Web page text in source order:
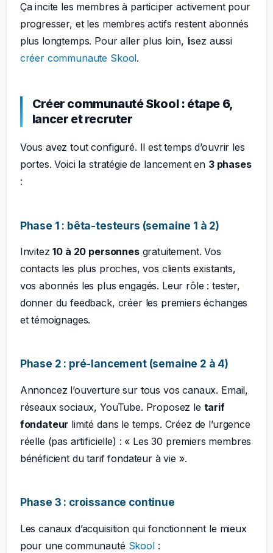
Ça incite les membres à participer activement pour
progresser, et les membres actifs restent abonnés
plus longtemps. Pour aller plus loin, lisez aussi
créer communaute Skool.
Créer communauté Skool : étape 6,
lancer et recruter
Vous avez tout configuré. Il est temps d’ouvrir les
portes. Voici la stratégie de lancement en 3 phases
:
Phase 1 : bêta-testeurs (semaine 1 à 2)
Invitez10 à 20 personnesgratuitement. Vos
contacts les plus proches, vos clients existants,
vos abonnés les plus engagés. Leur rôle : tester,
donner du feedback, créer les premiers échanges
et témoignages.
Phase 2 : pré-lancement (semaine 2 à 4)
Annoncez l’ouverture sur tous vos canaux. Email,
réseaux sociaux, YouTube. Proposez le tarif
fondateur limité dans le temps. Créez de l’urgence
réelle (pas artificielle) : « Les 30 premiers membres
bénéficient du tarif fondateur à vie ».
Phase 3 : croissance continue
Les canaux d’acquisition qui fonctionnent le mieux
pour une communauté Skool: